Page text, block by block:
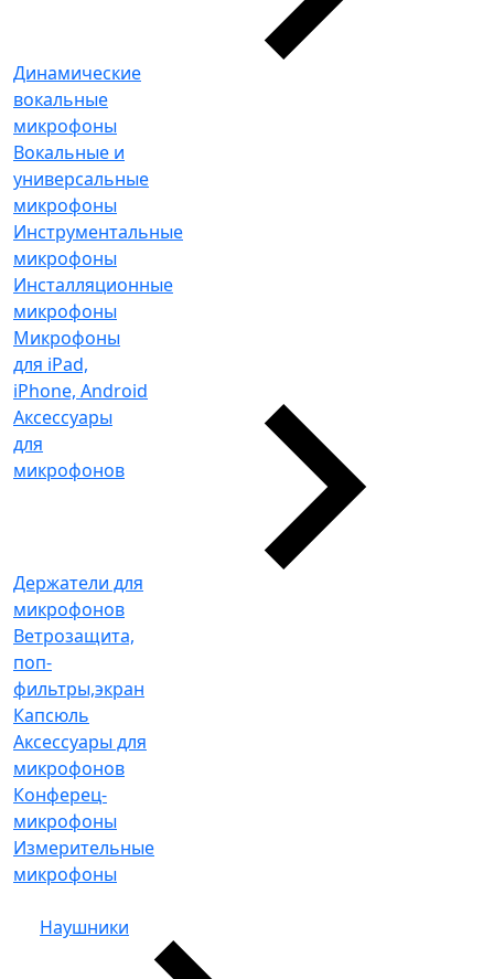
Динамические
вокальные
микрофоны
Вокальные и
универсальные
микрофоны
Инструментальные
микрофоны
Инсталляционные
микрофоны
Микрофоны
для iPad,
iPhone, Android
Аксессуары
для
микрофонов
Держатели для
микрофонов
Ветрозащита,
поп-
фильтры,экран
Капсюль
Аксессуары для
микрофонов
Конферец-
микрофоны
Измерительные
микрофоны
Наушники